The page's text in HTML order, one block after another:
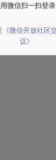
微信扫一扫登录
《微信开放社区
议》